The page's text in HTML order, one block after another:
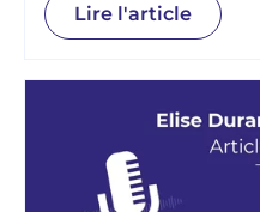
Lire l'article